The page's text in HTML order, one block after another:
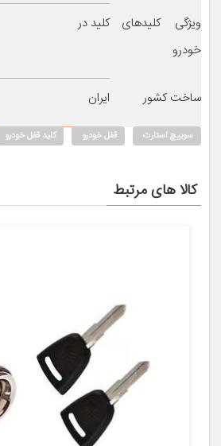
ویژگی کلیدهای
خودرو
کلید در
ساخت کشور ایران
سوییچ استارت قفل خودرو کلید قفل خودرو
کالا های مرتبط